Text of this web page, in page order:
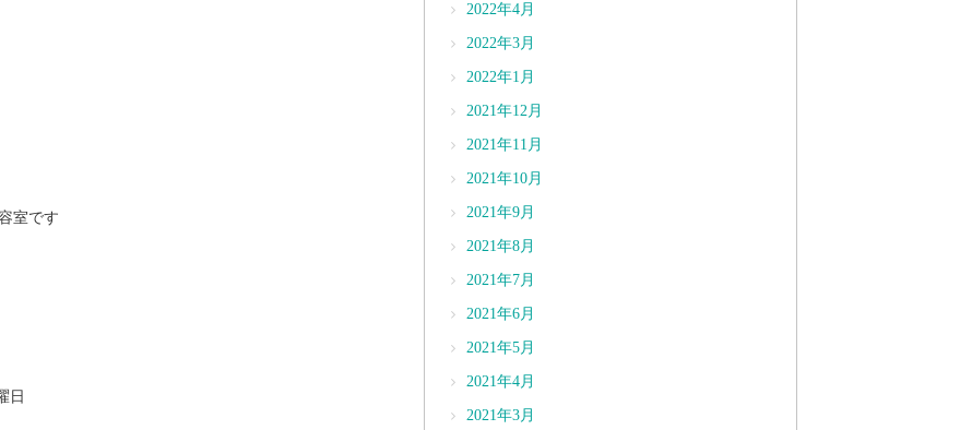
室です
日
2022年4月
2022年3月
2022年1月
2021年12月
2021年11月
2021年10月
2021年9月
2021年8月
2021年7月
2021年6月
2021年5月
2021年4月
2021年3月